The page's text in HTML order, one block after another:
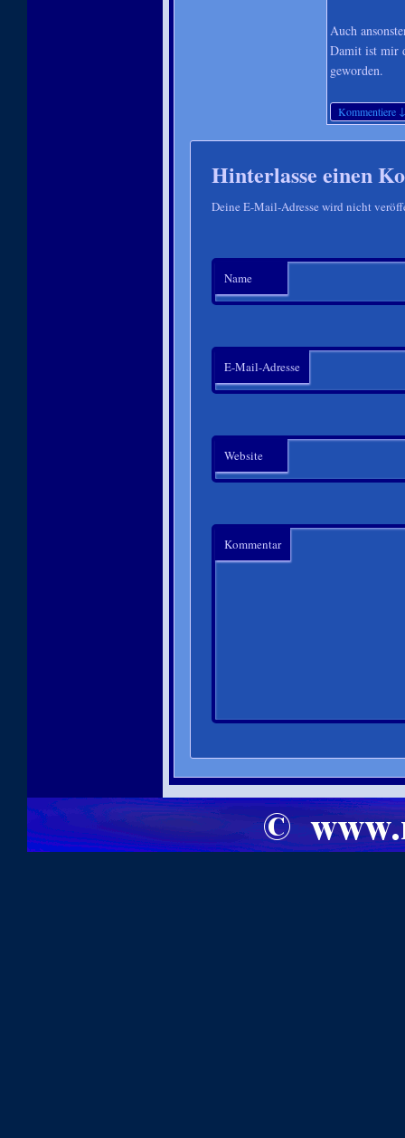
Auch
Damit ist mir
geworden.
Kommentiere ↓
Hinterlasse einen
Deine E-Mail-Adresse wird nicht
Name
E-Mail-Adresse
Website
Kommentar